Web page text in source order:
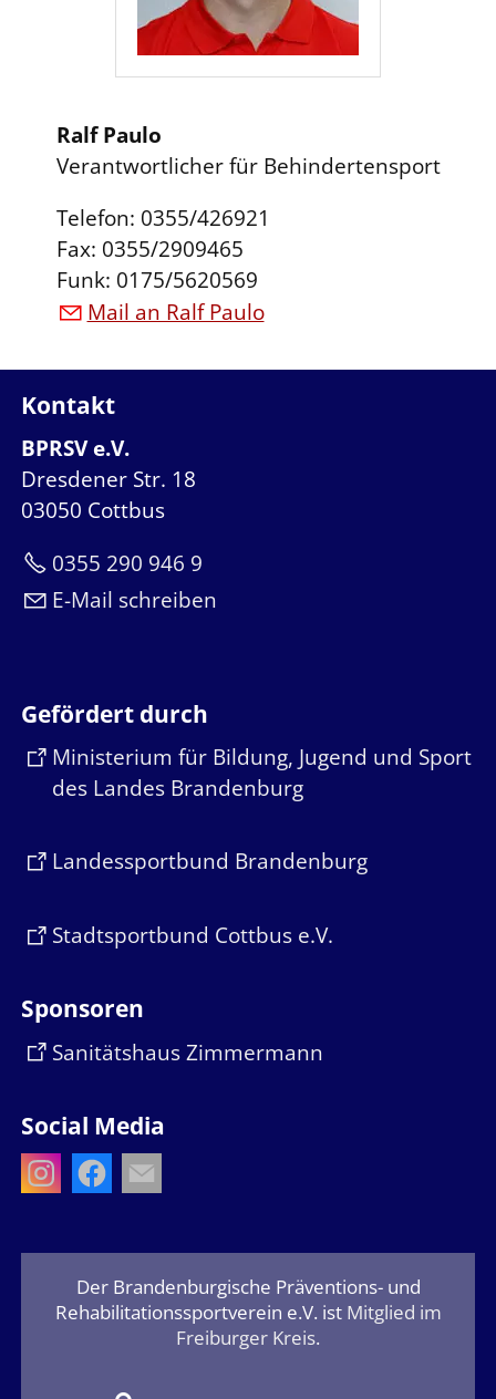
Ralf Paulo
Verantwortlicher für Behindertensport
Telefon: 0355/426921
Fax: 0355/2909465
Funk: 0175/5620569
Mail an Ralf Paulo
Kontakt
BPRSV e.V.
Dresdener Str. 18
03050 Cottbus
0355 290 946 9
E-Mail schreiben
Gefördert durch
Ministerium für Bildung, Jugend und Sport
des Landes Brandenburg
Landessportbund Brandenburg
Stadtsportbund Cottbus e.V.
Sponsoren
Sanitätshaus Zimmermann
Social Media
Der Brandenburgische Präventions- und
Rehabilitationssportverein e.V. ist Mitglied im
Freiburger Kreis.